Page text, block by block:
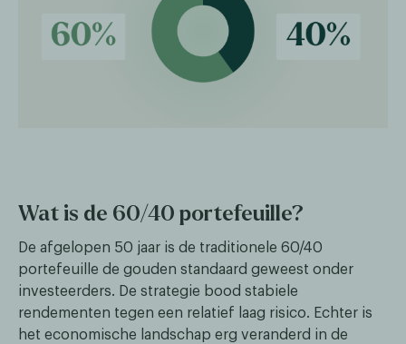
Wat is de 60/40 portefeuille?
De afgelopen 50 jaar is de traditionele 60/40
portefeuille de gouden standaard geweest onder
investeerders. De strategie bood stabiele
rendementen tegen een relatief laag risico. Echter is
het economische landschap erg veranderd in de